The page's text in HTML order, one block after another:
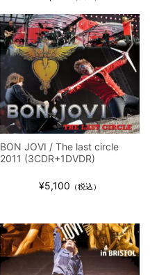
BON JOVI / The last circle
2011 (3CDR+1DVDR)
¥5,100 （税込）